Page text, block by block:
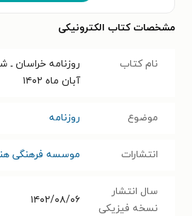
مشخصات کتاب الکترونیکی
نام کتاب
آبان ماه ۱۴۰۲
موضوع روزنامه
انتشارات موسسه فرهنگی
سال انتشار
نسخه فیزیکی
۱۴۰۲/۰۸/۰۶